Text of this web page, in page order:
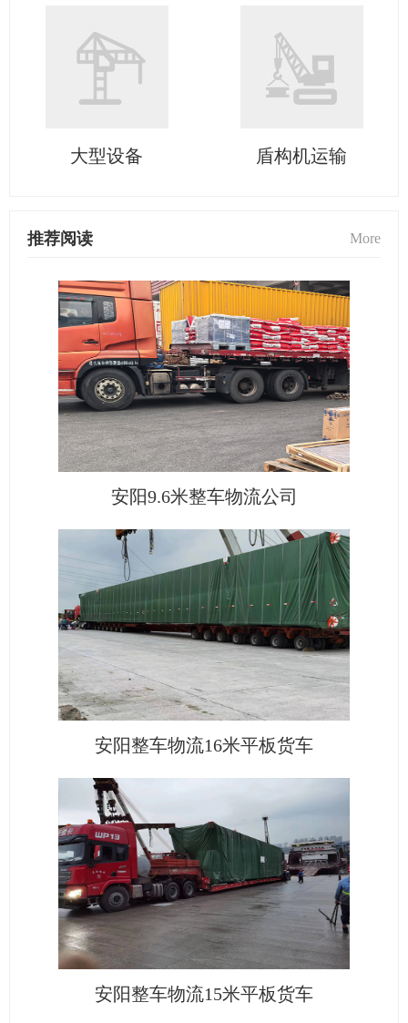
大型设备 盾构机运输
推荐阅读 More
安阳9.6米整车物流公司
安阳整车物流16米平板货车
安阳整车物流15米平板货车